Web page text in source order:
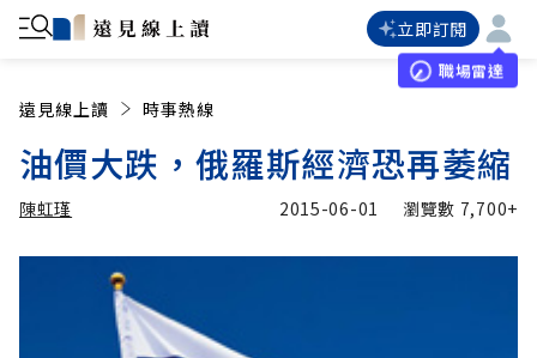
立即訂閱
職場雷達
遠見線上讀 時事熱線
油價大跌，俄羅斯經濟恐再萎縮
陳虹瑾
陳虹瑾
2015-06-01 瀏覽數 7,700+